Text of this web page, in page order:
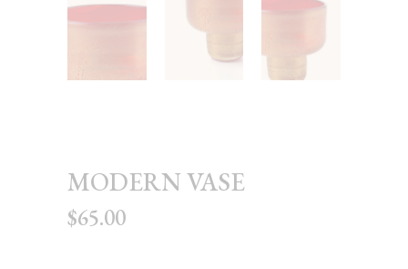
MODERN VASE
$65.00